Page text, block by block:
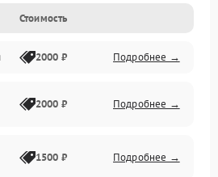
Стоимость
2000 ₽ Подробнее →
2000 ₽ Подробнее →
1500 ₽ Подробнее →